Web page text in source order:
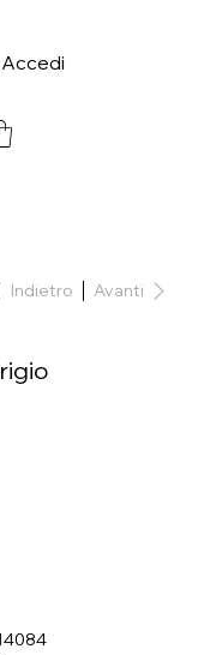
Accedi
Indietro Avanti